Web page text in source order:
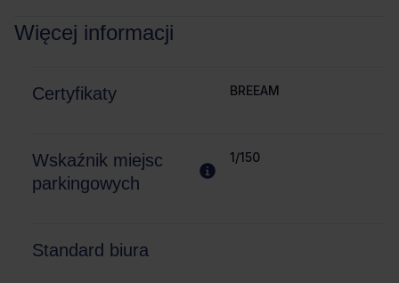
Więcej informacji
Certyfikaty BREEAM
Wskaźnik miejsc
parkingowych
1/150
Standard biura